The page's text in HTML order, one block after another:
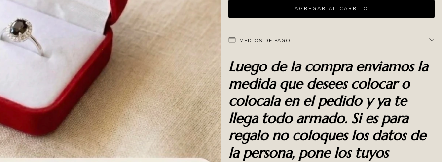
MEDIOS DE PAGO
Luego de la compra enviamos la
medida que desees colocar o
colocala en el pedido y ya te
llega todo armado. Si es para
regalo no coloques los datos de
la persona, pone los tuyos